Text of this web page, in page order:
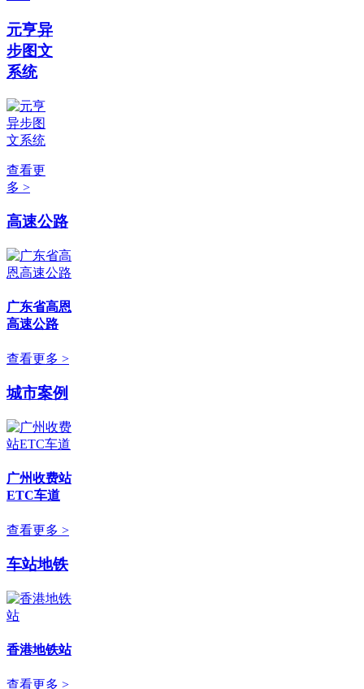
元亨异
步图文
系统
查看更
多 >
高速公路
广东省高恩
高速公路
查看更多 >
城市案例
广州收费站
ETC车道
查看更多 >
车站地铁
香港地铁站
查看更多 >